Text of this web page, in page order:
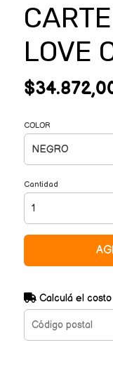
LOVE
COLOR
Cantidad
Calculá el